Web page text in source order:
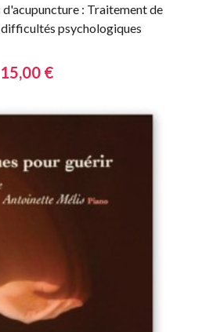
: Traitement de
difficultés psychologiques
15,00 €